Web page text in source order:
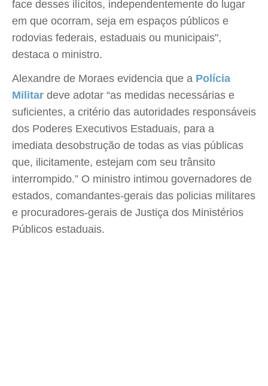
face desses ilícitos, independentemente do lugar
em que ocorram, seja em espaços públicos e
rodovias federais, estaduais ou municipais",
destaca o ministro.
Alexandre de Moraes evidencia que a Polícia
Militar deve adotar “as medidas necessárias e
suficientes, a critério das autoridades responsáveis
dos Poderes Executivos Estaduais, para a
imediata desobstrução de todas as vias públicas
que, ilicitamente, estejam com seu trânsito
interrompido.” O ministro intimou governadores de
estados, comandantes-gerais das policias militares
e procuradores-gerais de Justiça dos Ministérios
Públicos estaduais.